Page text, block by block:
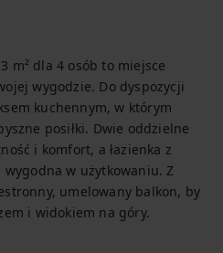
m² dla 4 osób to miejsce
wygodzie. Do dyspozycji
kuchennym, w którym
posiłki. Dwie oddzielne
i komfort, a łazienka z
w użytkowaniu. Z
umelowany balkon, by
i widokiem na góry.